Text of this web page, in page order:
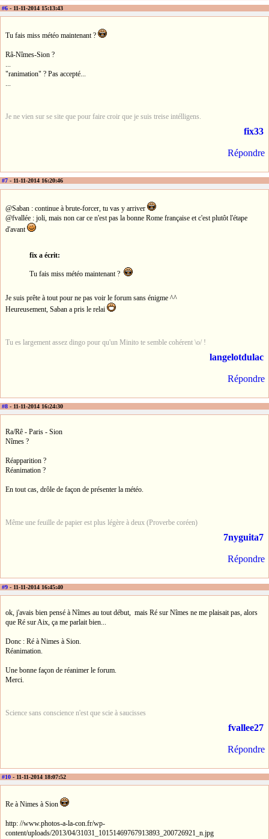
#6 - 11-11-2014 15:13:43
Tu fais miss météo maintenant ?
Râ-Nîmes-Sion ?
...
"ranimation" ? Pas accepté...
...
Je ne vien sur se site que pour faire croir que je suis treise intélligens.
fix33
Répondre
#7 - 11-11-2014 16:20:46
@Saban : continue à brute-forcer, tu vas y arriver
@fvallée : joli, mais non car ce n'est pas la bonne Rome française et c'est plutôt l'étape
d'avant
fix a écrit:
Tu fais miss météo maintenant ?
Je suis prête à tout pour ne pas voir le forum sans énigme ^^
Heureusement, Saban a pris le relai
Tu es largement assez dingo pour qu'un Minito te semble cohérent \o/ !
langelotdulac
Répondre
#8 - 11-11-2014 16:24:30
Ra/Rê - Paris - Sion
Nîmes ?
Réapparition ?
Réanimation ?
En tout cas, drôle de façon de présenter la météo.
Même une feuille de papier est plus légère à deux (Proverbe coréen)
7nyguita7
Répondre
#9 - 11-11-2014 16:45:40
ok, j'avais bien pensé à Nîmes au tout début, mais Ré sur Nîmes ne me plaisait pas, alors
que Ré sur Aix, ça me parlait bien...
Donc : Ré à Nimes à Sion.
Réanimation.
Une bonne façon de réanimer le forum.
Merci.
Science sans conscience n'est que scie à saucisses
fvallee27
Répondre
#10 - 11-11-2014 18:07:52
Re à Nimes à Sion
http: //www.photos-a-la-con.fr/wp-
content/uploads/2013/04/31031_10151469767913893_200726921_n.jpg